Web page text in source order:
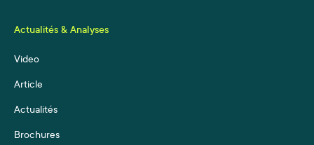
Actualités & Analyses
Video
Article
Actualités
Brochures